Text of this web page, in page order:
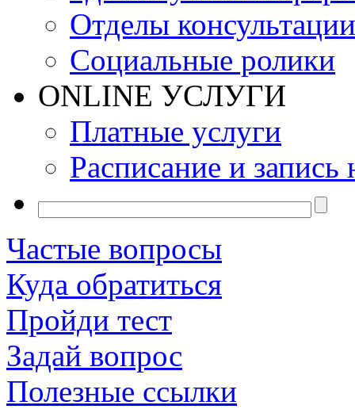
Отделы консультации
Социальные ролики
ONLINE УСЛУГИ
Платные услуги
Расписание и запись
Частые вопросы
Куда обратиться
Пройди тест
Задай вопрос
Полезные ссылки